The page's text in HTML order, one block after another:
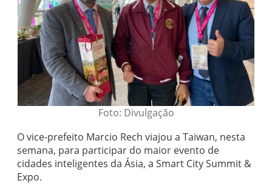
Foto: Divulgação
O vice-prefeito Marcio Rech viajou a Taiwan, nesta
semana, para participar do maior evento de
cidades inteligentes da Ásia, a Smart City Summit &
Expo.